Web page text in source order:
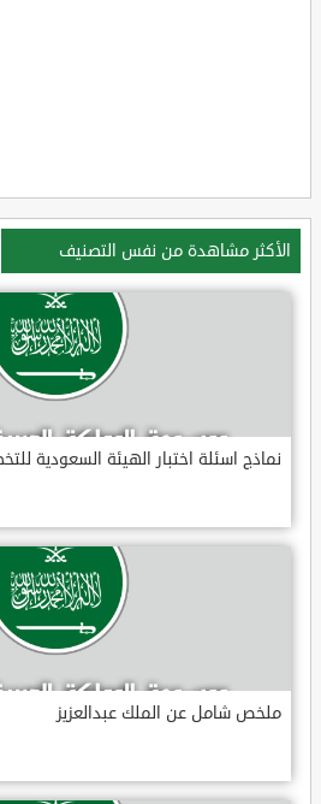
الأكثر مشاهدة من نفس التصنيف
نماذج اسئلة اختبار الهيئة السعودية
ملخص شامل عن الملك عبدالعزيز